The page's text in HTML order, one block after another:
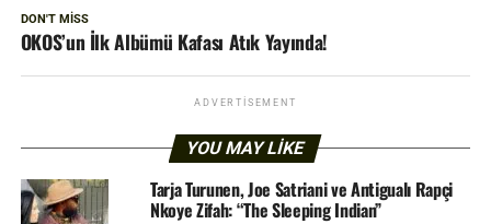
DON'T MISS
OKOS’un İlk Albümü Kafası Atık Yayında!
ADVERTISEMENT
YOU MAY LIKE
Tarja Turunen, Joe Satriani ve Antigualı Rapçi
Nkoye Zifah: “The Sleeping Indian”